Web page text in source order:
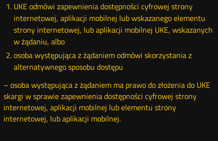
UKE odmówi zapewnieniadostępności cyfrowej strony
internetowej, aplikacji mobilnej lub wskazanego elementu
stronyinternetowej, lubaplikacji mobilnej UKE, wskazanych
w żądaniu, albo
osoba występująca z żądaniem odmówi skorzystania z
alternatywnego sposobu dostępu
– osoba występująca z żądaniem ma prawo do złożenia do UKE
skargi w sprawie zapewnieniadostępności cyfrowej strony
internetowej, aplikacji mobilnej lub elementu strony
internetowej, lubaplikacji mobilnej.